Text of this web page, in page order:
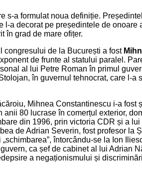
s-a formulat noua definiție.
l-a decorat pe președintele de onoare
în grad de mare ofițer.
congresului de la București a fost
de frunte al statului paralel.
al lui Petre Roman în primul
în guvernul tehnocrat, care l-a
Mihnea Constantinescu i-a fost
80 lucrase în comerțul exterior,
din 1996, prin victoria CDR și a lui
de Adrian Severin, fost profesor la
întorcându-se la Ion
ca șef de cabinet al lui Adrian
a negaționismului și